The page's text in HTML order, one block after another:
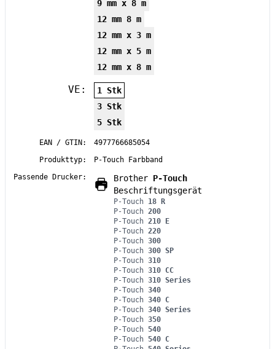
9 mm x 8 m
12 mm 8 m
12 mm x 3 m
12 mm x 5 m
12 mm x 8 m
VE:
1 Stk
3 Stk
5 Stk
EAN / GTIN:
4977766685054
Produkttyp:
P-Touch Farbband
Passende Drucker:
Brother P-Touch
Beschriftungsgerät
P-Touch 18 R
P-Touch 200
P-Touch 210 E
P-Touch 220
P-Touch 300
P-Touch 300 SP
P-Touch 310
P-Touch 310 CC
P-Touch 310 Series
P-Touch 340
P-Touch 340 C
P-Touch 340 Series
P-Touch 350
P-Touch 540
P-Touch 540 C